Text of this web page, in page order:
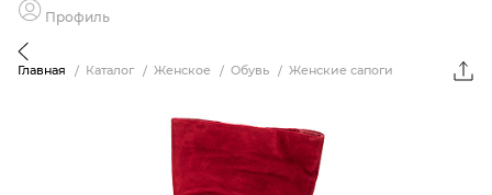
Профиль
Главная Каталог Женское Обувь Женские сапоги